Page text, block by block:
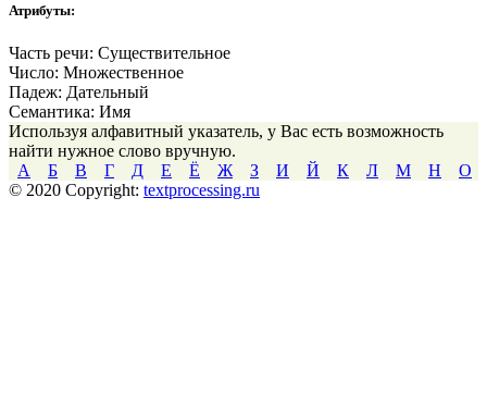
Атрибуты:
Часть речи: Существительное
Число: Множественное
Падеж: Дательный
Семантика: Имя
Используя алфавитный указатель, у Вас есть возможность
найти нужное слово вручную.
А
Б В Г Д Е Ё Ж З И Й К Л М Н
О
© 2020 Copyright: textprocessing.ru